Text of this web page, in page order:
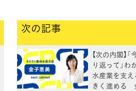
次の記事
【次の内閣】
り返って」わ
水産業を支
きく進める